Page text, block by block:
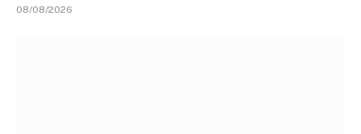
08/08/2026